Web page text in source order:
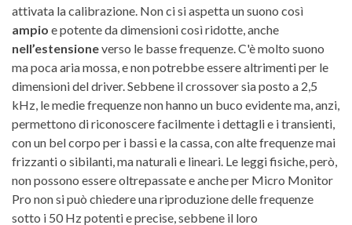
attivata la calibrazione. Non ci si aspetta un suono così
ampio e potente da dimensioni così ridotte, anche
nell’estensioneverso le basse frequenze. C'è molto suono
ma poca aria mossa, e non potrebbe essere altrimenti per le
dimensioni del driver. Sebbene il crossover sia posto a 2,5
kHz, le medie frequenze non hanno un buco evidente ma, anzi,
permettono di riconoscere facilmente i dettagli e i transienti,
con un bel corpo per i bassi e la cassa, con alte frequenze mai
frizzanti o sibilanti, ma naturali e lineari. Le leggi fisiche, però,
non possono essere oltrepassate e anche per Micro Monitor
Pro non si può chiedere una riproduzione delle frequenze
sotto i 50 Hz potenti e precise, sebbene il loro